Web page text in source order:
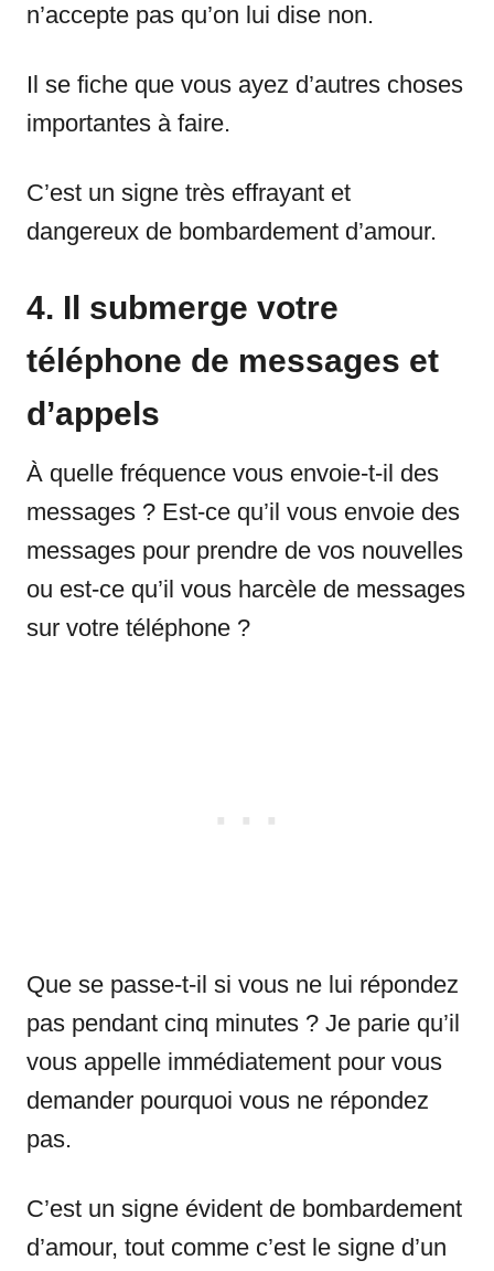
n’accepte pas qu’on lui dise non.
Il se fiche que vous ayez d’autres choses
importantes à faire.
C’est un signe très effrayant et
dangereux de bombardement d’amour.
4. Il submerge votre
téléphone de messages et
d’appels
À quelle fréquence vous envoie-t-il des
messages ? Est-ce qu’il vous envoie des
messages pour prendre de vos nouvelles
ou est-ce qu’il vous harcèle de messages
sur votre téléphone ?
Que se passe-t-il si vous ne lui répondez
pas pendant cinq minutes ? Je parie qu’il
vous appelle immédiatement pour vous
demander pourquoi vous ne répondez
pas.
C’est un signe évident de bombardement
d’amour, tout comme c’est le signe d’un